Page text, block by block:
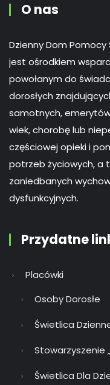
O nas
Dzienny Dom Pomocy
jest ośrodkiem
powołanym do
dorosłych
samotnych,
wiek, chorobę lub
częściowej opieki i
potrzeb życiowych, a
zaniedbanych
dysfunkcyjnych.
Przydatne
Placówki
Osoby Dorosłe
Świetlica
Stowarzyszenie
Świetlica Dla